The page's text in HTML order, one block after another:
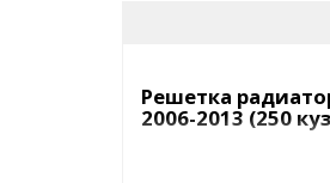
Решетка
2006-2013 (250